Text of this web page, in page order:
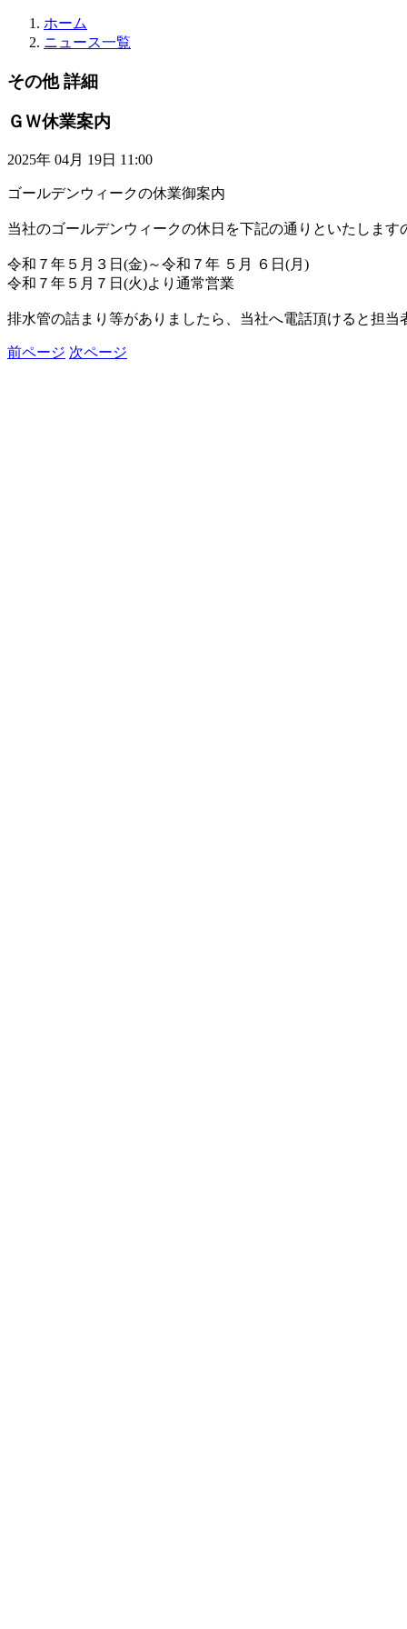
ホーム
ニュース一覧
その他 詳細
ＧＷ休業案内
2025年 04月 19日 11:00
ゴールデンウィークの休業御案内
当社のゴールデンウィークの休日を下記の通りといたします
令和７年５月３日(金)～令和７年 ５月 ６日(月)
令和７年５月７日(火)より通常営業
排水管の詰まり等がありましたら、当社へ電話頂けると担当
前ページ 次ページ